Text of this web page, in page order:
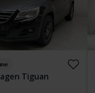
Tiguan